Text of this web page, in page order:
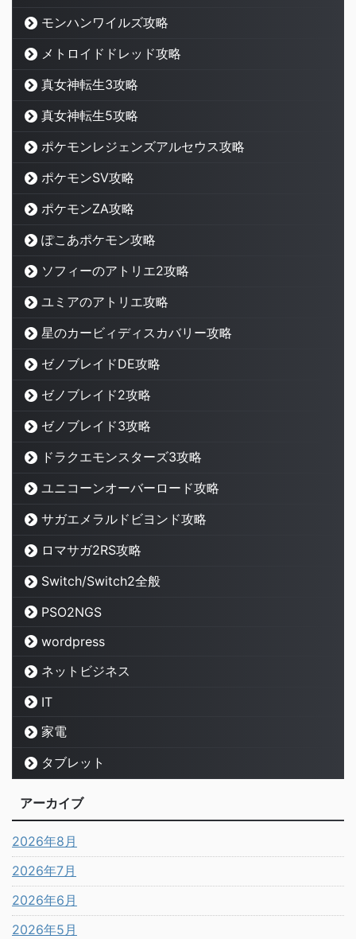
モンハンワイルズ攻略
メトロイドドレッド攻略
真女神転生3攻略
真女神転生5攻略
ポケモンレジェンズアルセウス攻略
ポケモンSV攻略
ポケモンZA攻略
ぽこあポケモン攻略
ソフィーのアトリエ2攻略
ユミアのアトリエ攻略
星のカービィディスカバリー攻略
ゼノブレイドDE攻略
ゼノブレイド2攻略
ゼノブレイド3攻略
ドラクエモンスターズ3攻略
ユニコーンオーバーロード攻略
サガエメラルドビヨンド攻略
ロマサガ2RS攻略
Switch/Switch2全般
PSO2NGS
wordpress
ネットビジネス
IT
家電
タブレット
アーカイブ
2026年8月
2026年7月
2026年6月
2026年5月